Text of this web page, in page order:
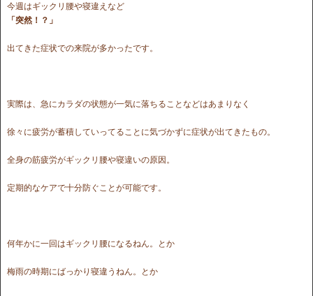
今週はギックリ腰や寝違えなど
「突然！？」
出てきた症状での来院が多かったです。
実際は、急にカラダの状態が一気に落ちることなどはあまりなく
徐々に疲労が蓄積していってることに気づかずに症状が出てきたもの。
全身の筋疲労がギックリ腰や寝違いの原因。
定期的なケアで十分防ぐことが可能です。
何年かに一回はギックリ腰になるねん。とか
梅雨の時期にばっかり寝違うねん。とか